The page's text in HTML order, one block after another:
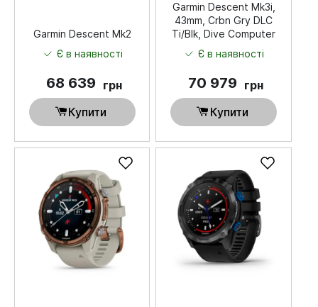
Garmin Descent Mk2
Є в наявності
68 639 грн
Купити
Garmin Descent Mk3i,
43mm, Crbn Gry DLC
Ti/Blk, Dive Computer
Є в наявності
70 979 грн
Купити